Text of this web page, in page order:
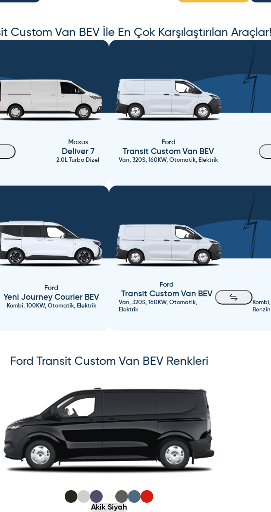
Custom Van BEVİle En Çok Karşılaştırılan Araçlar!
Maxus
Deliver 7
2.0L Turbo Dizel
Ford
Transit Custom Van BEV
Van, 320S, 160KW, Otomatik, Elektrik
Ford
Yeni Journey Courier BEV
Kombi, 100KW, Otomatik, Elektrik
Ford
Transit Custom Van BEV
Van, 320S, 160KW, Otomatik,
Elektrik
Benzin
Ford Transit Custom Van BEVRenkleri
slide
Akik Siyah